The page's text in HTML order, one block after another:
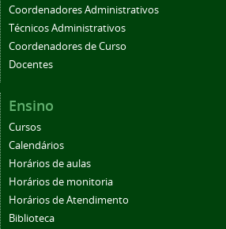
Coordenadores Administrativos
Técnicos Administrativos
Coordenadores de Curso
Docentes
Ensino
Cursos
Calendários
Horários de aulas
Horários de monitoria
Horários de Atendimento
Biblioteca